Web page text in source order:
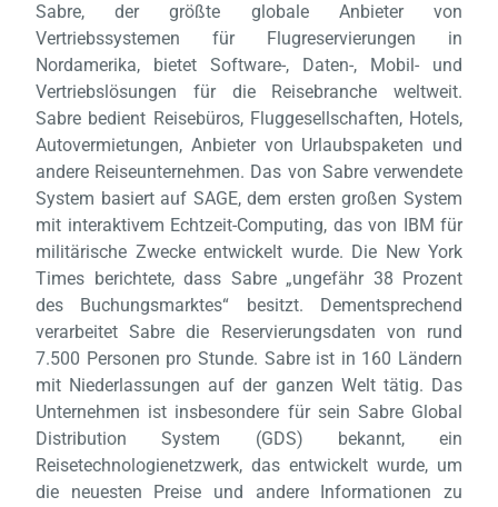
Sabre, der größte globale Anbieter von
Vertriebssystemen für Flugreservierungen in
Nordamerika, bietet Software-, Daten-, Mobil- und
Vertriebslösungen für die Reisebranche weltweit.
Sabre bedient Reisebüros, Fluggesellschaften, Hotels,
Autovermietungen, Anbieter von Urlaubspaketen und
andere Reiseunternehmen. Das von Sabre verwendete
System basiert auf SAGE, dem ersten großen System
mit interaktivem Echtzeit-Computing, das von IBM für
militärische Zwecke entwickelt wurde. Die New York
Times berichtete, dass Sabre „ungefähr 38 Prozent
des Buchungsmarktes“ besitzt. Dementsprechend
verarbeitet Sabre die Reservierungsdaten von rund
7.500 Personen pro Stunde. Sabre ist in 160 Ländern
mit Niederlassungen auf der ganzen Welt tätig. Das
Unternehmen ist insbesondere für sein Sabre Global
Distribution System (GDS) bekannt, ein
Reisetechnologienetzwerk, das entwickelt wurde, um
die neuesten Preise und andere Informationen zu